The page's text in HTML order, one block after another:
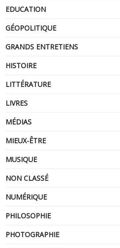
EDUCATION
GÉOPOLITIQUE
GRANDS ENTRETIENS
HISTOIRE
LITTÉRATURE
LIVRES
MÉDIAS
MIEUX-ÊTRE
MUSIQUE
NON CLASSÉ
NUMÉRIQUE
PHILOSOPHIE
PHOTOGRAPHIE